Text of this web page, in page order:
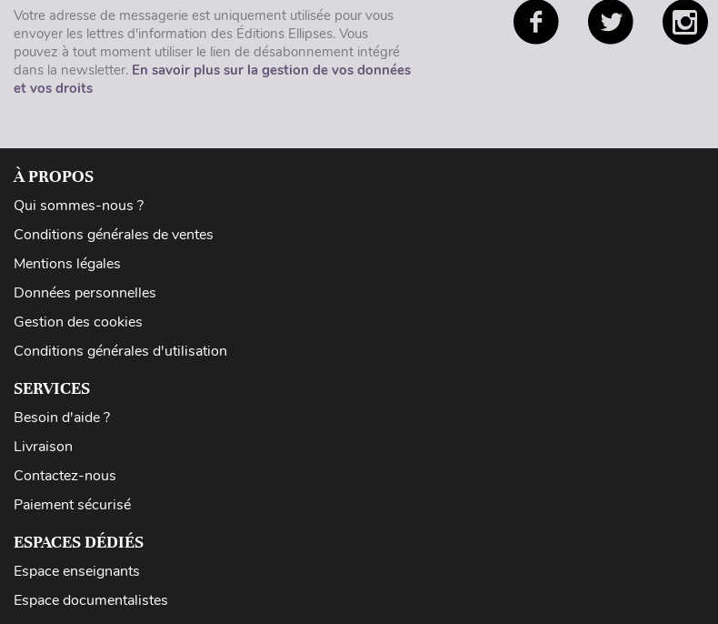
Votre adresse de messagerie est uniquement utilisée pour vous
envoyer les lettres d'information des Éditions Ellipses. Vous
pouvez à tout moment utiliser le lien de désabonnement intégré
dans la newsletter. En savoir plus sur la gestion de vos données
et vos droits
À PROPOS
Qui sommes-nous ?
Conditions générales de ventes
Mentions légales
Données personnelles
Gestion des cookies
Conditions générales d'utilisation
SERVICES
Besoin d'aide ?
Livraison
Contactez-nous
Paiement sécurisé
ESPACES DÉDIÉS
Espace enseignants
Espace documentalistes